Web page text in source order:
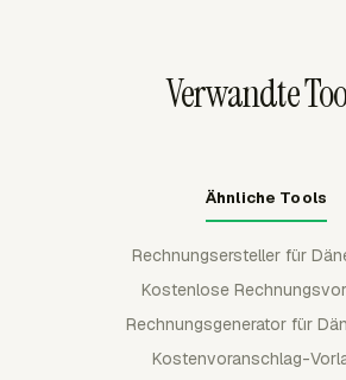
Verwandte
Ähnliche Tools
Rechnungsersteller für
Kostenlose
Rechnungsgenerator für
Kostenvoranschlag-